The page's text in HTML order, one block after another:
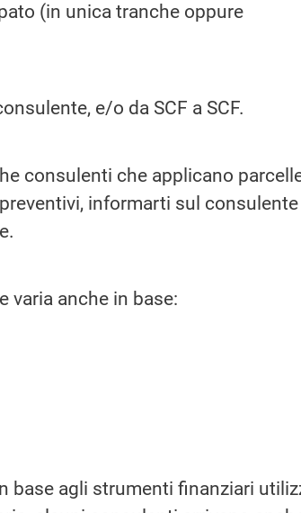
(in unica tranche oppure
e/o da SCF a SCF.
consulenti che applicano
informarti sul
varia anche in base:
base agli strumenti finanziari